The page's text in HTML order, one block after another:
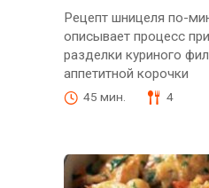
Рецепт шницеля по-
описывает процесс
разделки куриного
аппетитной корочки
45 мин. 4